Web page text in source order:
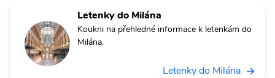
Letenky do Milána
Koukni na přehledné informace k letenkám do
Milána.
Letenky do Milána